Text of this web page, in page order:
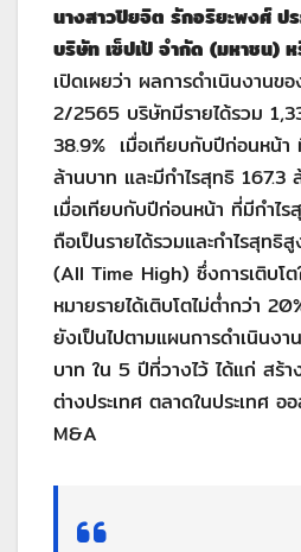
นางสาวปิยจิต รักอริยะพงศ์ ปร
บริษัท เซ็ปเป้ จำกัด (มหาชน)
เปิดเผยว่า ผลการดำเนินงานข
2/2565 บริษัทมีรายได้รวม
38.9% เมื่อเทียบกับปีก่อนหน้า
ล้านบาท และมีกำไรสุทธิ 167.3
เมื่อเทียบกับปีก่อนหน้า ที่มีกำไ
ถือเป็นรายได้รวมและกำไรสุทธิ
(All Time High) ซึ่งการเติบโ
หมายรายได้เติบโตไม่ต่ำกว่า
ยังเป็นไปตามแผนการดำเนินง
บาท ใน 5 ปีที่วางไว้ ได้แก่ สร้า
ต่างประเทศ ตลาดในประเทศ อ
M&A